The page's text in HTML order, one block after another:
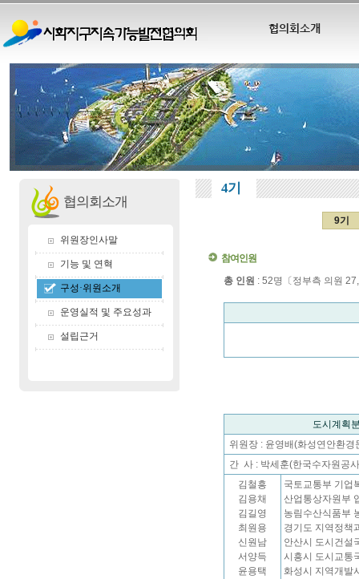
협의회소개
협의회소개
위원장인사말
기능 및 연혁
구성·위원소개
운영실적 및 주요성과
설립근거
4기
9기
참여인원
총 인원 : 52명〔정부측 의원
도시계획
위원장 : 윤영배(화성연안환경
간 사 : 박세훈(한국수자원공
김철흥
김용채
김길영
최원용
신원남
서양득
윤용택
국토교통부 기업
산업통상자원부
농림수산식품부
경기도 지역정책
안산시 도시건설
시흥시 도시교통
화성시 지역개발